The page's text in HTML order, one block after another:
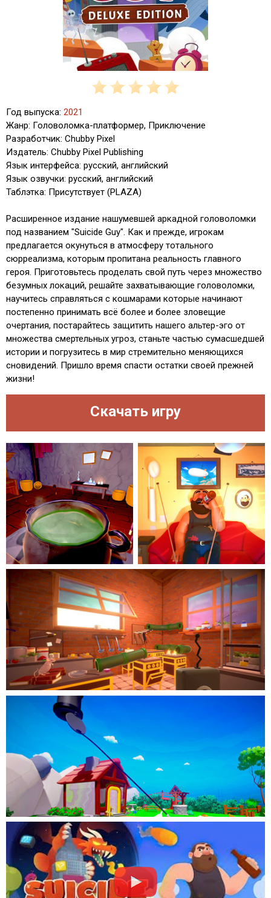
Год выпуска: 2021
Жанр: Головоломка-платформер, Приключение
Разработчик: Chubby Pixel
Издатель: Chubby Pixel Publishing
Язык интерфейса: русский, английский
Язык озвучки: русский, английский
Таблэтка: Присутствует (PLAZA)
Расширенное издание нашумевшей аркадной головоломки
под названием "Suicide Guy". Как и прежде, игрокам
предлагается окунуться в атмосферу тотального
сюрреализма, которым пропитана реальность главного
героя. Приготовьтесь проделать свой путь через множество
безумных локаций, решайте захватывающие головоломки,
научитесь справляться с кошмарами которые начинают
постепенно принимать всё более и более зловещие
очертания, постарайтесь защитить нашего альтер-эго от
множества смертельных угроз, станьте частью сумасшедшей
истории и погрузитесь в мир стремительно меняющихся
сновидений. Пришло время спасти остатки своей прежней
жизни!
Скачать игру